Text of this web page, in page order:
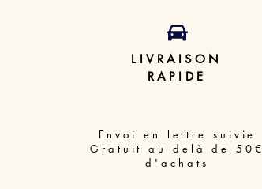
LIVRAISON
RAPIDE
Envoi en lettre suivie
Gratuit au delà de 50€
d'achats